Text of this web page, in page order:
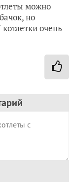
можно
но
очень